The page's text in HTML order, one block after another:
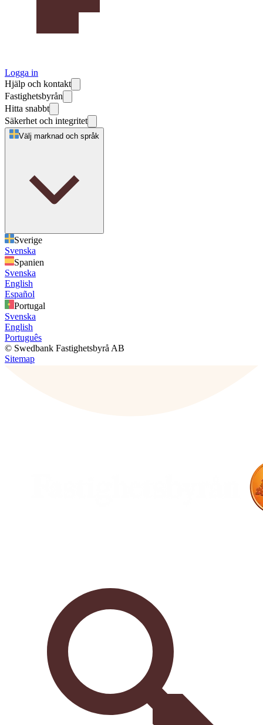
Logga in
Hjälp och kontakt
Fastighetsbyrån
Hitta snabbt
Säkerhet och integritet
Välj marknad och språk
Sverige
Svenska
Spanien
Svenska
English
Español
Portugal
Svenska
English
Português
© Swedbank Fastighetsbyrå AB
Sitemap